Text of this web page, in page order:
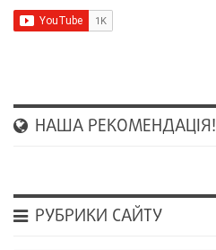
НАША РЕКОМЕНДАЦІЯ!
РУБРИКИ САЙТУ